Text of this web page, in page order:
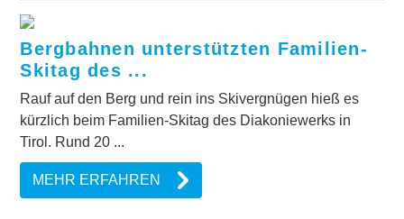
Bergbahnen unterstützten Familien-
Skitag des ...
Rauf auf den Berg und rein ins Skivergnügen hieß es
kürzlich beim Familien-Skitag des Diakoniewerks in
Tirol. Rund 20 ...
MEHR ERFAHREN